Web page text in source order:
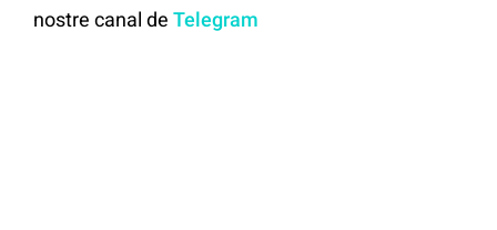
nostre canal de Telegram